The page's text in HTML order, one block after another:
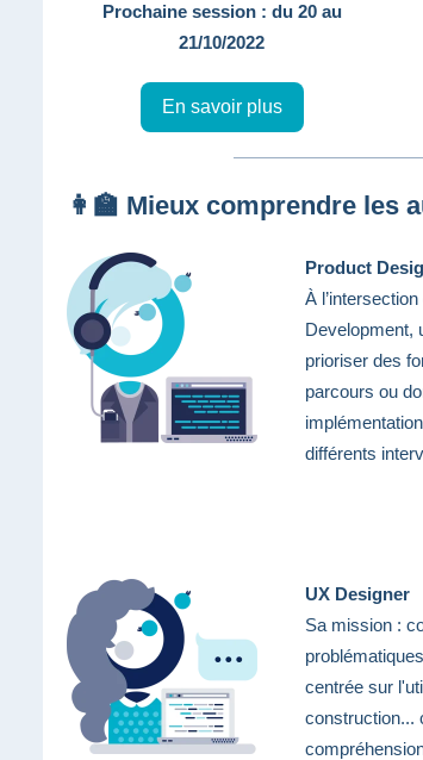
Prochaine session : du 20 au
21/10/2022
En savoir plus
👩‍🏫 Mieux comprendre les
Product
À
Development,
prioriser des
parcours ou
différents
UX Designer
Sa mission :
centrée sur
construction...